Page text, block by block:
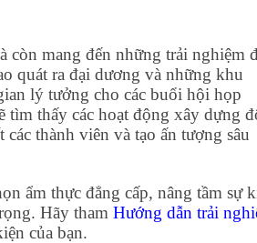
còn mang đến những trải nghiệm
quát ra đại dương và những khu
lý tưởng cho các buổi hội họp
tìm thấy các hoạt động xây dựng
thành viên và tạo ấn tượng sâu
ẩm thực đẳng cấp, nâng tầm sự
Hãy tham Hướng dẫn trải
của bạn.